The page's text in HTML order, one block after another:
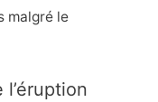
malgré le